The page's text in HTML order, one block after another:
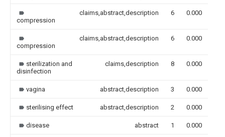
compression
claims,abstract,description 6 0.000
compression
claims,abstract,description 6 0.000
sterilization and
disinfection
claims,description 8 0.000
vagina abstract,description 3 0.000
sterilising effect abstract,description 2 0.000
disease abstract 1 0.000